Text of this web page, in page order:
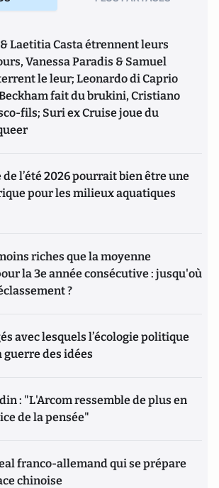
Laetitia Casta étrennent leurs
Vanessa Paradis & Samuel
le leur; Leonardo di Caprio
fait du brukini, Cristiano
fils; Suri ex Cruise joue du
de l’été 2026 pourrait bien être une
pour les milieux aquatiques
riches que la moyenne
la 3e année consécutive : jusqu'où
?
avec lesquels l’écologie politique
des idées
: "L'Arcom ressemble de plus en
de la pensée"
franco-allemand qui se prépare
chinoise